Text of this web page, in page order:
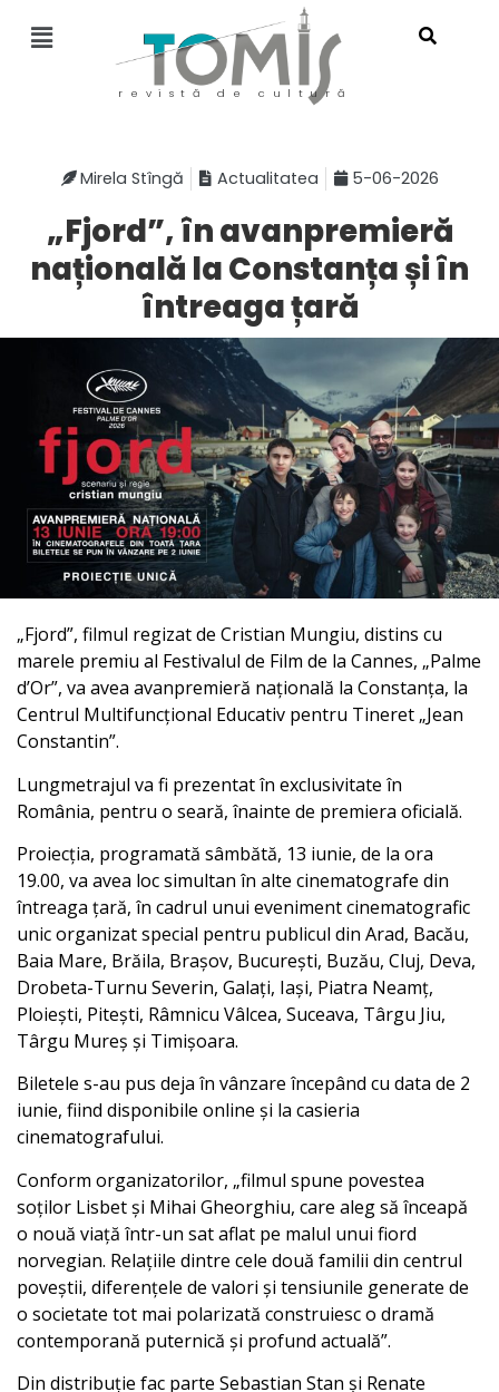
revistă de cultură
Mirela Stîngă Actualitatea 5-06-2026
„Fjord”, în avanpremieră
națională la Constanța și în
întreaga țară
„Fjord”, filmul regizat de Cristian Mungiu, distins cu
marele premiu al Festivalul de Film de la Cannes, „Palme
d’Or”, va avea avanpremieră națională la Constanța, la
Centrul Multifuncțional Educativ pentru Tineret „Jean
Constantin”.
Lungmetrajul va fi prezentat în exclusivitate în
România, pentru o seară, înainte de premiera oficială.
Proiecția, programată sâmbătă, 13 iunie, de la ora
19.00, va avea loc simultan în alte cinematografe din
întreaga țară, în cadrul unui eveniment cinematografic
unic organizat special pentru publicul din Arad, Bacău,
Baia Mare, Brăila, Brașov, București, Buzău, Cluj, Deva,
Drobeta-Turnu Severin, Galați, Iaşi, Piatra Neamț,
Ploieşti, Piteşti, Râmnicu Vâlcea, Suceava, Târgu Jiu,
Târgu Mureş și Timişoara.
Biletele s-au pus deja în vânzare începând cu data de 2
iunie, fiind disponibile online și la casieria
cinematografului.
Conform organizatorilor, „filmul spune povestea
soților Lisbet și Mihai Gheorghiu, care aleg să înceapă
o nouă viață într-un sat aflat pe malul unui fiord
norvegian. Relațiile dintre cele două familii din centrul
poveștii, diferențele de valori și tensiunile generate de
o societate tot mai polarizată construiesc o dramă
contemporană puternică și profund actuală”.
Din distribuție fac parte Sebastian Stan și Renate